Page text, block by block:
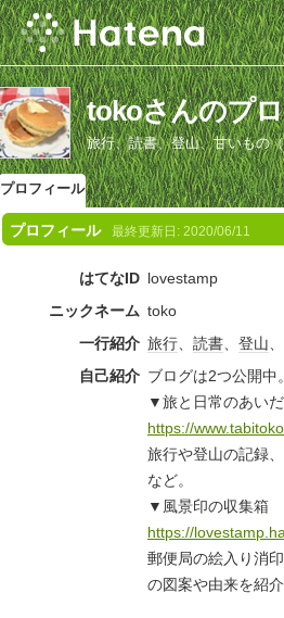
tokoさんのプ
旅行、読書、登山、甘いもの
プロフィール
プロフィール 最終更新日: 2020/06/11
はてなID lovestamp
ニックネーム toko
一行紹介 旅行、 読書、 登山
自己紹介 ブログは2つ公開中。
▼旅と日常のあいだ
https://
旅行や登山の記録
など。
▼風景印の収集箱
https://
郵便局の絵入り消
の図案や由来を紹介